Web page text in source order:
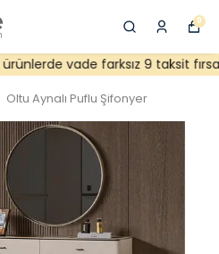
0
vade farksız 9 taksit
Oltu Aynalı Puflu Şifonyer